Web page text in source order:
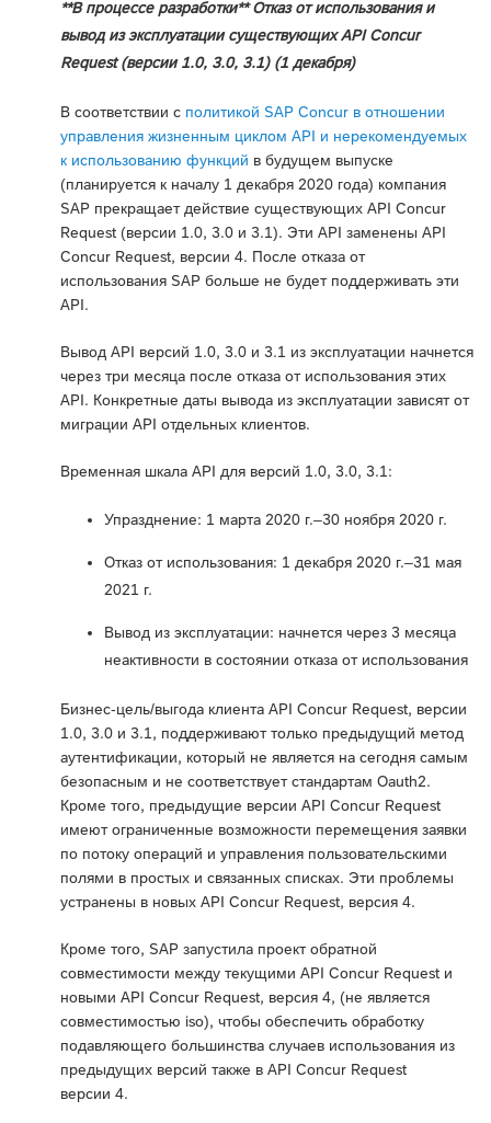
**В процессе разработки** Отказ от использования и
вывод из эксплуатации существующих API Concur
Request (версии 1.0, 3.0, 3.1) (1 декабря)
В соответствии с политикой SAP Concur в отношении
управления жизненным циклом API и нерекомендуемых
к использованию функций в будущем выпуске
(планируется к началу 1 декабря 2020 года) компания
SAP прекращает действие существующих API Concur
Request (версии 1.0, 3.0 и 3.1). Эти API заменены API
Concur Request, версии 4. После отказа от
использования SAP больше не будет поддерживать эти
API.
Вывод API версий 1.0, 3.0 и 3.1 из эксплуатации начнется
через три месяца после отказа от использования этих
API. Конкретные даты вывода из эксплуатации зависят от
миграции API отдельных клиентов.
Временная шкала API для версий 1.0, 3.0, 3.1:
Упразднение: 1 марта 2020 г.–30 ноября 2020 г.
Отказ от использования: 1 декабря 2020 г.–31 мая
2021 г.
Вывод из эксплуатации: начнется через 3 месяца
неактивности в состоянии отказа от использования
Бизнес-цель/выгода клиента API Concur Request, версии
1.0, 3.0 и 3.1, поддерживают только предыдущий метод
аутентификации, который не является на сегодня самым
безопасным и не соответствует стандартам Oauth2.
Кроме того, предыдущие версии API Concur Request
имеют ограниченные возможности перемещения заявки
по потоку операций и управления пользовательскими
полями в простых и связанных списках. Эти проблемы
устранены в новых API Concur Request, версия 4.
Кроме того, SAP запустила проект обратной
совместимости между текущими API Concur Request и
новыми API Concur Request, версия 4, (не является
совместимостью iso), чтобы обеспечить обработку
подавляющего большинства случаев использования из
предыдущих версий также в API Concur Request
версии 4.